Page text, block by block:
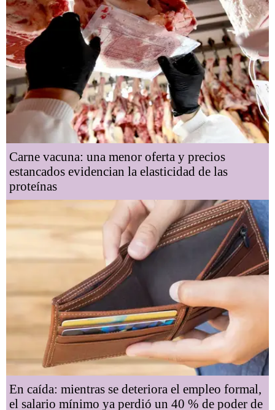
Carne vacuna: una menor oferta y precios
estancados evidencian la elasticidad de las
proteínas
En caída: mientras se deteriora el empleo formal,
el salario mínimo ya perdió un 40 % de poder de